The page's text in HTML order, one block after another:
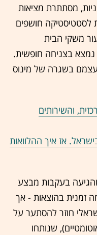
מסתתרת מציאות
לסטטיסטיקה חושפים
משקי הבית
נמצא בצניחה חופשית.
בשגרה של מינוס
והשירותים
אז איך ההלוואות
בעקבות מבצע
זמנית בהוצאות - אך
חוזר להסתער על
שנותחו